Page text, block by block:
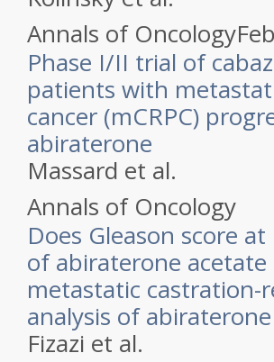
Annals of Oncology
Phase I/II trial of
patients with
cancer (mCRPC)
abiraterone
Massard et al.
Annals of Oncology
Does Gleason score
of abiraterone
metastatic castration-
analysis of
Fizazi et al.